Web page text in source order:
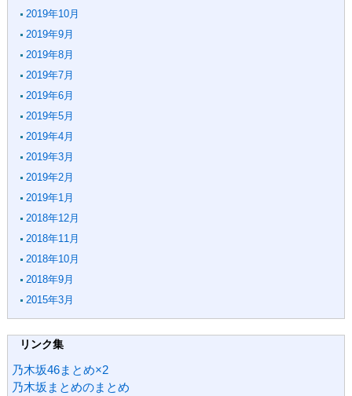
2019年10月
2019年9月
2019年8月
2019年7月
2019年6月
2019年5月
2019年4月
2019年3月
2019年2月
2019年1月
2018年12月
2018年11月
2018年10月
2018年9月
2015年3月
リンク集
乃木坂46まとめ×2
乃木坂まとめのまとめ